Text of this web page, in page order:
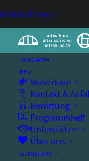
Gutscheine
PROGRAMM
INFO
Vorverkauf
Kontakt &
Bewirtung
Programmheft
Unterstützer
Über uns
VERMIETUNG
COMEDY